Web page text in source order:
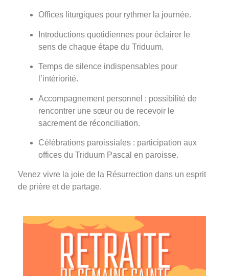
Offices liturgiques pour rythmer la journée.
Introductions quotidiennes pour éclairer le
sens de chaque étape du Triduum.
Temps de silence indispensables pour
l’intériorité.
Accompagnement personnel : possibilité de
rencontrer une sœur ou de recevoir le
sacrement de réconciliation.
Célébrations paroissiales : participation aux
offices du Triduum Pascal en paroisse.
Venez vivre la joie de la Résurrection dans un esprit
de prière et de partage.